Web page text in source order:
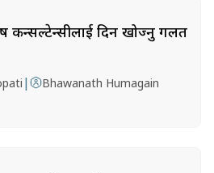
कन्सल्टेन्सीलाई दिन खोज्नु गलत
| Bhawanath Humagain